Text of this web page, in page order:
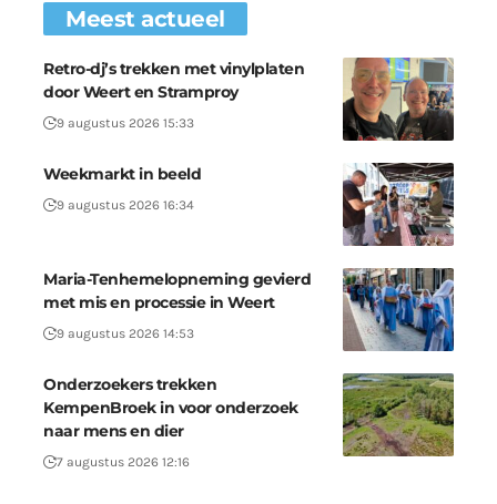
Meest actueel
Retro-dj’s trekken met vinylplaten
door Weert en Stramproy
9 augustus 2026 15:33
Weekmarkt in beeld
9 augustus 2026 16:34
Maria-Tenhemelopneming gevierd
met mis en processie in Weert
9 augustus 2026 14:53
Onderzoekers trekken
KempenBroek in voor onderzoek
naar mens en dier
7 augustus 2026 12:16